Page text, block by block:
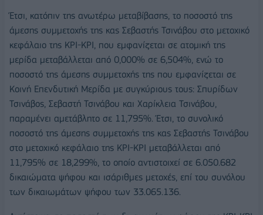
Έτσι, κατόπιν της ανωτέρω μεταβίβασης, το ποσοστό της
άμεσης συμμετοχής της κας Σεβαστής Τσινάβου στο μετοχικό
κεφάλαιο της ΚΡΙ-ΚΡΙ, που εμφανίζεται σε ατομική της
μερίδα μεταβάλλεται από 0,000% σε 6,504%, ενώ το
ποσοστό της άμεσης συμμετοχής της που εμφανίζεται σε
Κοινή Επενδυτική Μερίδα με συγκύριους τους: Σπυρίδων
Τσινάβος, Σεβαστή Τσινάβου και Χαρίκλεια Τσινάβου,
παραμένει αμετάβλητο σε 11,795%. Έτσι, το συνολικό
ποσοστό της άμεσης συμμετοχής της κας Σεβαστής Τσινάβου
στο μετοχικό κεφάλαιο της ΚΡΙ-ΚΡΙ μεταβάλλεται από
11,795% σε 18,299%, το οποίο αντιστοιχεί σε 6.050.682
δικαιώματα ψήφου και ισάριθμες μετοχές, επί του συνόλου
των δικαιωμάτων ψήφου των 33.065.136.